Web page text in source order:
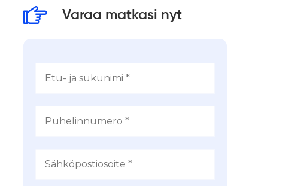
Varaa matkasi nyt